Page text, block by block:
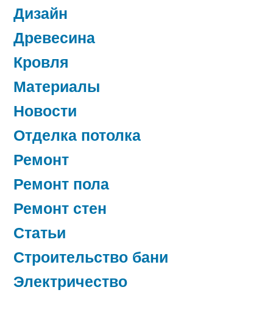
Дизайн
Древесина
Кровля
Материалы
Новости
Отделка потолка
Ремонт
Ремонт пола
Ремонт стен
Статьи
Строительство бани
Электричество